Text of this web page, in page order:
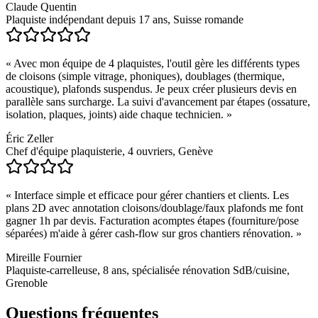
Claude Quentin
Plaquiste indépendant depuis 17 ans, Suisse romande
« Avec mon équipe de 4 plaquistes, l'outil gère les différents types
de cloisons (simple vitrage, phoniques), doublages (thermique,
acoustique), plafonds suspendus. Je peux créer plusieurs devis en
parallèle sans surcharge. La suivi d'avancement par étapes (ossature,
isolation, plaques, joints) aide chaque technicien. »
Éric Zeller
Chef d'équipe plaquisterie, 4 ouvriers, Genève
« Interface simple et efficace pour gérer chantiers et clients. Les
plans 2D avec annotation cloisons/doublage/faux plafonds me font
gagner 1h par devis. Facturation acomptes étapes (fourniture/pose
séparées) m'aide à gérer cash-flow sur gros chantiers rénovation. »
Mireille Fournier
Plaquiste-carrelleuse, 8 ans, spécialisée rénovation SdB/cuisine,
Grenoble
Questions fréquentes